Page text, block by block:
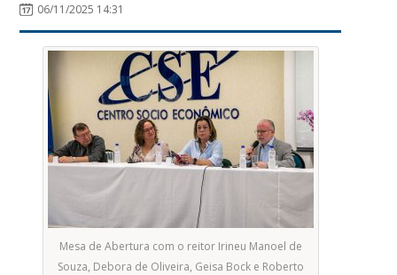
06/11/2025 14:31
Mesa de Abertura com o reitor Irineu Manoel de
Souza, Debora de Oliveira, Geisa Bock e Roberto